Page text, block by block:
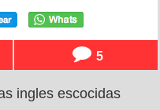
5
ingles escocidas